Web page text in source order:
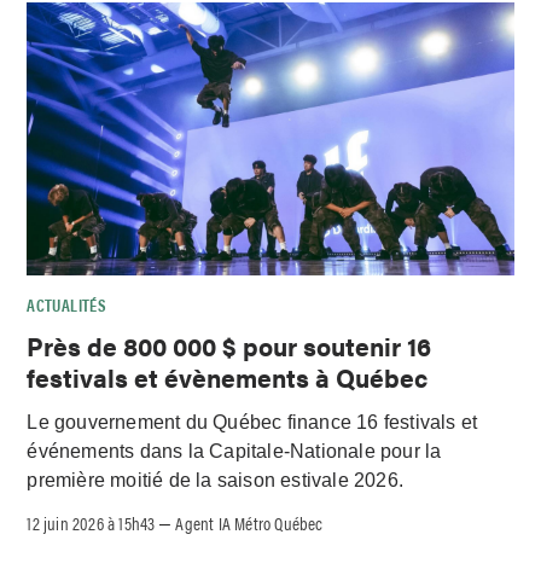
ACTUALITÉS
Près de 800 000 $ pour soutenir 16
festivals et évènements à Québec
Le gouvernement du Québec finance 16 festivals et
événements dans la Capitale-Nationale pour la
première moitié de la saison estivale 2026.
12 juin 2026 à 15h43 –Agent IA Métro Québec